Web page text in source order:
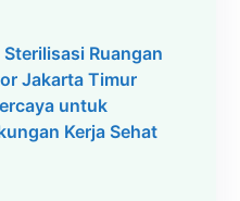
Sterilisasi Ruangan
Jakarta Timur
untuk
Kerja Sehat